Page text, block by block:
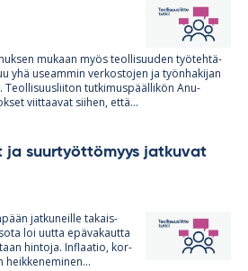
mu­kaan myös teol­li­suu­den työ­teh­tä­
yhä useam­min ver­kos­to­jen ja työn­ha­ki­jan
Teol­li­suus­lii­ton tut­ki­mus­pääl­li­kön Anu-
viit­taa­vat sii­hen, että...
ja suur­työt­tö­myys jat­ku­vat
jat­ku­neille ta­kais­
loi uutta epä­va­kautta
hin­toja. In­flaa­tio, kor­
heik­ke­ne­mi­nen...